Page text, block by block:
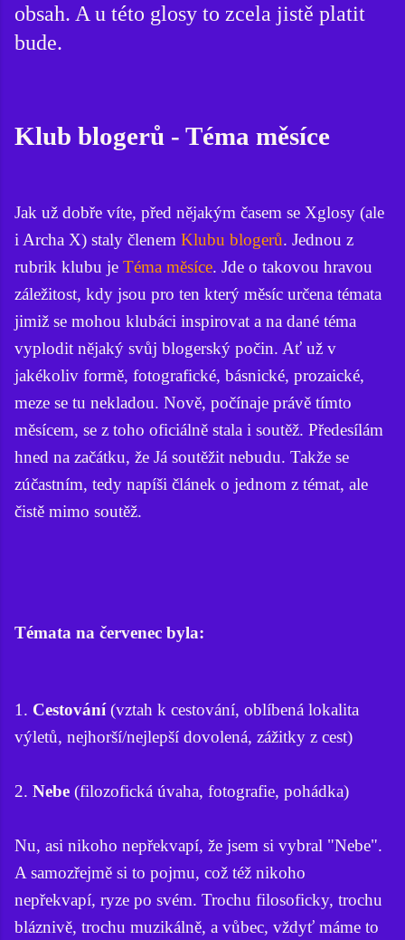
obsah. A u této glosy to zcela jistě platit
bude.
Klub blogerů - Téma měsíce
Jak už dobře víte, před nějakým časem se Xglosy (ale
i Archa X) staly členem Klubu blogerů. Jednou z
rubrik klubu je Téma měsíce. Jde o takovou hravou
záležitost, kdy jsou pro ten který měsíc určena témata
jimiž se mohou klubáci inspirovat a na dané téma
vyplodit nějaký svůj blogerský počin. Ať už v
jakékoliv formě, fotografické, básnické, prozaické,
meze se tu nekladou. Nově, počínaje právě tímto
měsícem, se z toho oficiálně stala i soutěž. Předesílám
hned na začátku, že Já soutěžit nebudu. Takže se
zúčastním, tedy napíši článek o jednom z témat, ale
čistě mimo soutěž.
Témata na červenec byla:
1. Cestování(vztah k cestování, oblíbená lokalita
výletů, nejhorší/nejlepší dovolená, zážitky z cest)
2. Nebe (filozofická úvaha, fotografie, pohádka)
Nu, asi nikoho nepřekvapí, že jsem si vybral "Nebe".
A samozřejmě si to pojmu, což též nikoho
nepřekvapí, ryze po svém. Trochu filosoficky, trochu
bláznivě, trochu muzikálně, a vůbec, vždyť máme to